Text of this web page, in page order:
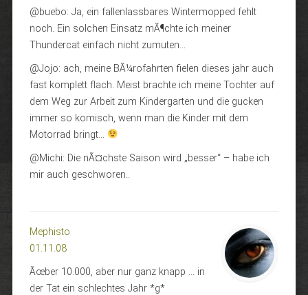
@buebo: Ja, ein fallenlassbares Wintermopped fehlt
noch. Ein solchen Einsatz mÃ¶chte ich meiner
Thundercat einfach nicht zumuten…
@Jojo: ach, meine BÃ¼rofahrten fielen dieses jahr auch
fast komplett flach. Meist brachte ich meine Tochter auf
dem Weg zur Arbeit zum Kindergarten und die gucken
immer so komisch, wenn man die Kinder mit dem
Motorrad bringt…
@Michi: Die nÃ¤chste Saison wird „besser“ – habe ich
mir auch geschworen..
Mephisto
01.11.08
Ãœber 10.000, aber nur ganz knapp … in
der Tat ein schlechtes Jahr *g*